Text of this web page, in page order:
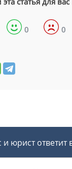
0 0
и юрист ответит